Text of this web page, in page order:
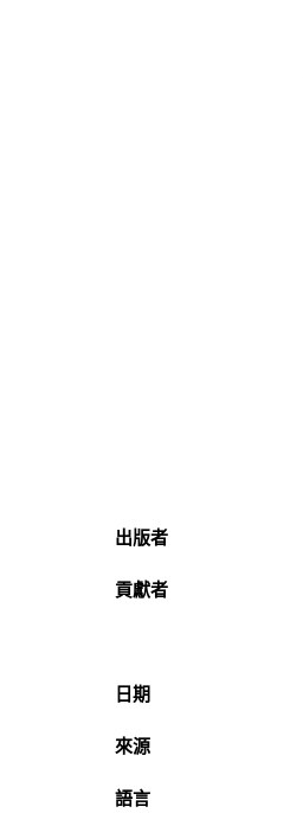
出版者
貢獻者
日期
來源
語言